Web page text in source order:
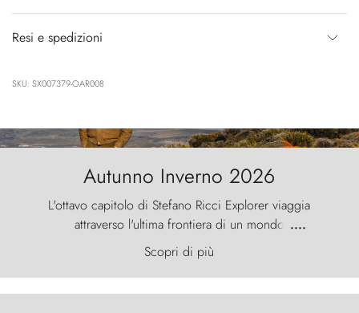
Resi e spedizioni
SKU: SX007379-OAR008
Autunno Inverno 2026
L'ottavo capitolo di Stefano Ricci Explorer viaggia
attraverso l'ultima frontiera di un mondo
primordiale, dove il vento scolpisce la natura con
furia ancestrale e le Torres del Paine sfidano il
cielo come sentinelle di pietra.
....
Scopri di più